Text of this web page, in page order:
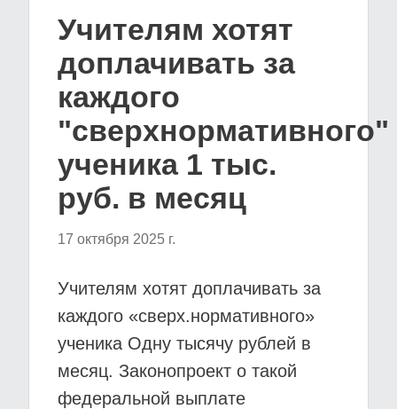
Учителям хотят
доплачивать за
каждого
"сверхнормативного"
ученика 1 тыс.
руб. в месяц
17 октября 2025 г.
Учителям хотят доплачивать за
каждого «сверх.нормативного»
ученика Одну тысячу рублей в
месяц. Законопроект о такой
федеральной выплате